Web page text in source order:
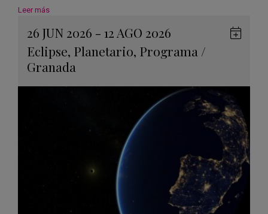
Leer más
26 JUN 2026 - 12 AGO 2026
Eclipse, Planetario, Programa /
Granada